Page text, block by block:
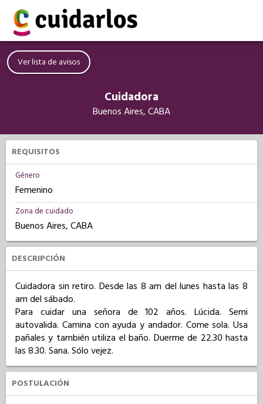
Ver lista de avisos
Cuidadora
Buenos Aires, CABA
REQUISITOS
Género
Femenino
Zona de cuidado
Buenos Aires, CABA
DESCRIPCIÓN
Cuidadora sin retiro. Desde las 8 am del lunes hasta las 8
am del sábado.
Para cuidar una señora de 102 años. Lúcida. Semi
autovalida. Camina con ayuda y andador. Come sola. Usa
pañales y también utiliza el baño. Duerme de 22.30 hasta
las 8.30. Sana. Sólo vejez.
POSTULACIÓN